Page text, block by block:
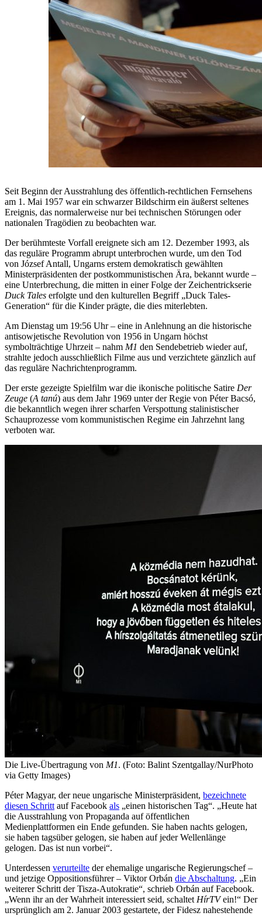
Seit Beginn der Ausstrahlung des öffentlich-rechtlichen Fernsehens
am 1. Mai 1957 war ein schwarzer Bildschirm ein äußerst seltenes
Ereignis, das normalerweise nur bei technischen Störungen oder
nationalen Tragödien zu beobachten war.
Der berühmteste Vorfall ereignete sich am 12. Dezember 1993, als
das reguläre Programm abrupt unterbrochen wurde, um den Tod
von József Antall, Ungarns erstem demokratisch gewählten
Ministerpräsidenten der postkommunistischen Ära, bekannt wurde –
eine Unterbrechung, die mitten in einer Folge der Zeichentrickserie
Duck Tales erfolgte und den kulturellen Begriff „Duck Tales-
Generation“ für die Kinder prägte, die dies miterlebten.
Am Dienstag um 19:56 Uhr – eine in Anlehnung an die historische
antisowjetische Revolution von 1956 in Ungarn höchst
symbolträchtige Uhrzeit – nahm M1 den Sendebetrieb wieder auf,
strahlte jedoch ausschließlich Filme aus und verzichtete gänzlich auf
das reguläre Nachrichtenprogramm.
Der erste gezeigte Spielfilm war die ikonische politische Satire Der
Zeuge (A tanú) aus dem Jahr 1969 unter der Regie von Péter Bacsó,
die bekanntlich wegen ihrer scharfen Verspottung stalinistischer
Schauprozesse vom kommunistischen Regime ein Jahrzehnt lang
verboten war.
Die Live-Übertragung von M1. (Foto: Balint Szentgallay/NurPhoto
via Getty Images)
Péter Magyar, der neue ungarische Ministerpräsident, bezeichnete
diesen Schritt auf Facebook als „einen historischen Tag“. „Heute hat
die Ausstrahlung von Propaganda auf öffentlichen
Medienplattformen ein Ende gefunden. Sie haben nachts gelogen,
sie haben tagsüber gelogen, sie haben auf jeder Wellenlänge
gelogen. Das ist nun vorbei“.
Unterdessen verurteilte der ehemalige ungarische Regierungschef –
und jetzige Oppositionsführer – Viktor Orbán die Abschaltung. „Ein
weiterer Schritt der Tisza-Autokratie“, schrieb Orbán auf Facebook.
„Wenn ihr an der Wahrheit interessiert seid, schaltet HírTVein!“ Der
ursprünglich am 2. Januar 2003 gestartete, der Fidesz nahestehende